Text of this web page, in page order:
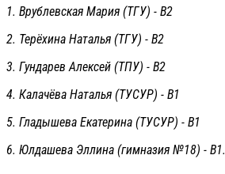
1. Врублевская Мария (ТГУ) - В2
2. Терёхина Наталья (ТГУ) - В2
3. Гундарев Алексей (ТПУ) - В2
4. Калачёва Наталья (ТУСУР) - В1
5. Гладышева Екатерина (ТУСУР) - В1
6. Юлдашева Эллина (гимназия №18) - В1.